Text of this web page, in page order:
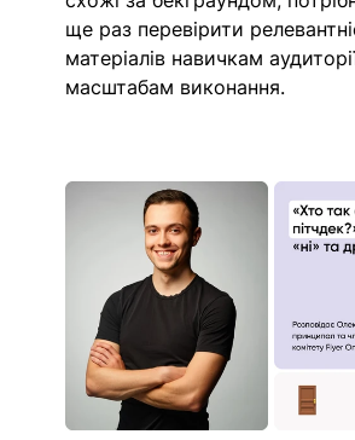
ще раз перевірити
матеріалів навичкам
масштабам виконання.